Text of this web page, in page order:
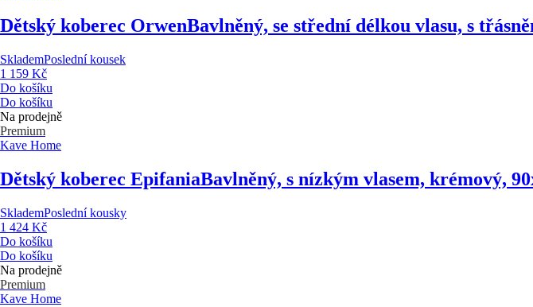
Dětský koberec OrwenBavlněný, se střední délkou vlasu, s
SklademPoslední kousek
1 159 Kč
Do košíku
Do košíku
Na prodejně
Premium
Kave Home
Dětský koberec EpifaniaBavlněný, s nízkým vlasem, krémový,
SklademPoslední kousky
1 424 Kč
Do košíku
Do košíku
Na prodejně
Premium
Kave Home